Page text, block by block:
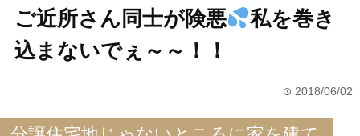
ご近所さん同士が険悪
私を巻き
込まないでぇ～～！！
time 2018/06/02